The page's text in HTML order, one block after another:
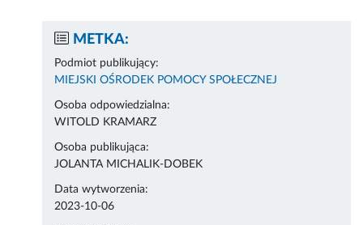
METKA:
Podmiot publikujący:
MIEJSKI OŚRODEK POMOCY SPOŁECZNEJ
Osoba odpowiedzialna:
WITOLD KRAMARZ
Osoba publikująca:
JOLANTA MICHALIK-DOBEK
Data wytworzenia:
2023-10-06